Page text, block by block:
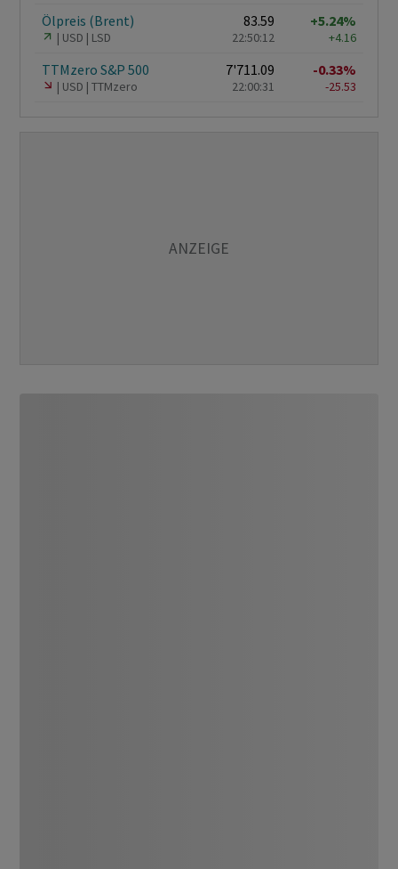
Ölpreis (Brent)
USD LSD
83.59
22:50:12
+5.24%
+4.16
TTMzero S&P 500
USD TTMzero
7'711.09
22:00:31
-0.33%
-25.53